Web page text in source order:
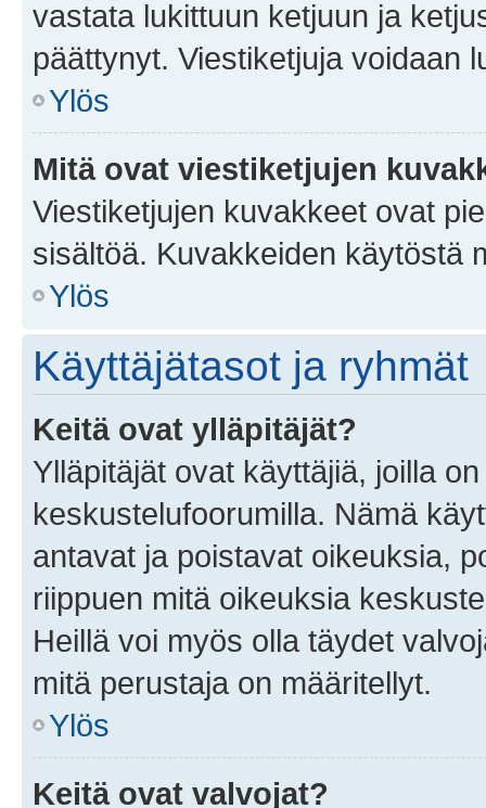
vastata lukittuun ketjuun ja
päättynyt. Viestiketjuja voidaan
Ylös
Mitä ovat viestiketjujen
Viestiketjujen kuvakkeet ovat
sisältöä. Kuvakkeiden käytöstä
Ylös
Käyttäjätasot ja ryhmät
Keitä ovat ylläpitäjät?
Ylläpitäjät ovat käyttäjiä, joilla
keskustelufoorumilla. Nämä
antavat ja poistavat oikeuksia,
riippuen mitä oikeuksia
Heillä voi myös olla täydet
mitä perustaja on määritellyt.
Ylös
Keitä ovat valvojat?